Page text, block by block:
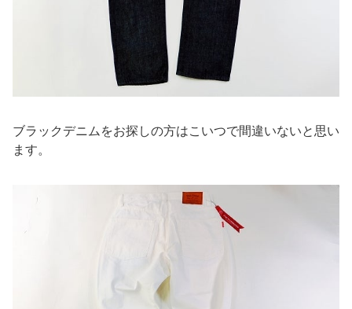
ブラックデニムをお探しの方はこいつで間違いないと思い
ます。